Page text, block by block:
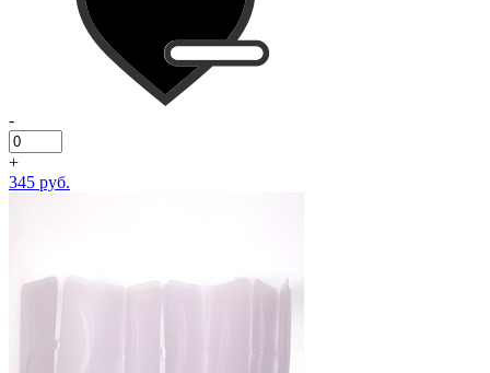
-
+
345 руб.